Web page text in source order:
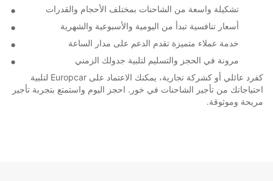
تشكيلة واسعة من الشاحنات بمختلف الأحجام والقدرات
أسعار تنافسية تبدأ من اليومية والأسبوعية والشهرية
خدمة عملاء متميزة تقدم الدعم على مدار الساعة
مرونة في الحجز والتسليم لتلبية جدولك الزمني
كفرد عائلي أو كشركة تجارية، يمكنك الاعتماد على Europcar لتلبية
احتياجاتك من تأجير الشاحنات في خور. احجز اليوم واستمتع بتجربة تأجير
مريحة وموثوقة.